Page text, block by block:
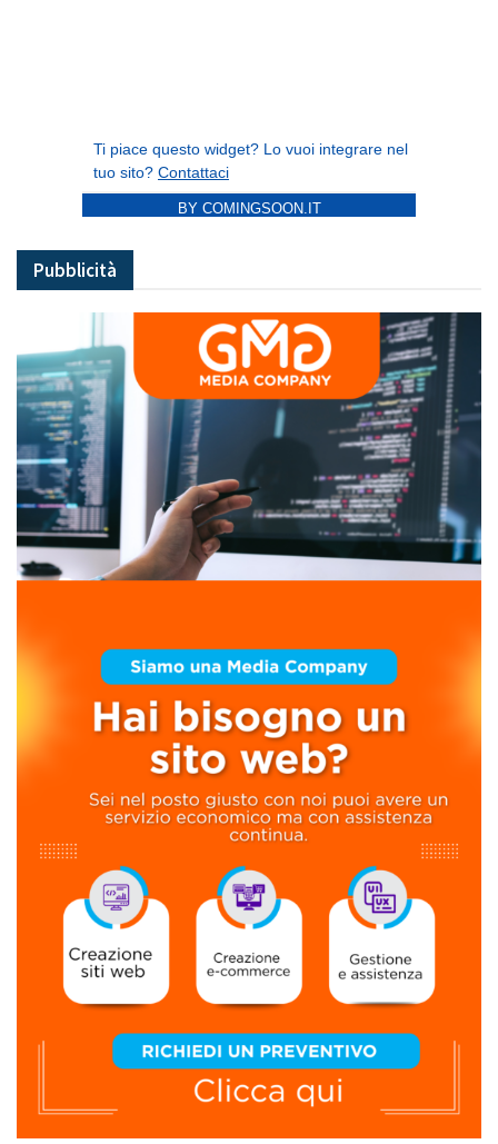
BY COMINGSOON.IT
Pubblicità